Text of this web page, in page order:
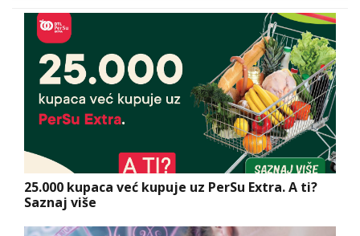
25.000 kupaca već kupuje uz PerSu Extra. A ti?
Saznaj više